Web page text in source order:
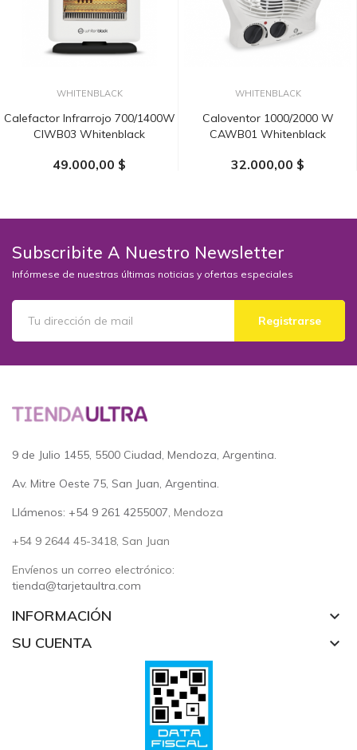
WHITENBLACK
Calefactor Infrarrojo 700/1400W
CIWB03 Whitenblack
49.000,00 $
WHITENBLACK
Caloventor 1000/2000 W
CAWB01 Whitenblack
32.000,00 $
Subscribite A Nuestro Newsletter
Infórmese de nuestras últimas noticias y ofertas especiales
Registrarse
9 de Julio 1455, 5500 Ciudad, Mendoza, Argentina.
Av. Mitre Oeste 75, San Juan, Argentina.
Llámenos: +54 9 261 4255007, Mendoza
+54 9 2644 45-3418, San Juan
Envíenos un correo electrónico:
tienda@tarjetaultra.com
INFORMACIÓN keyboard_arrow_down
SU CUENTA keyboard_arrow_down